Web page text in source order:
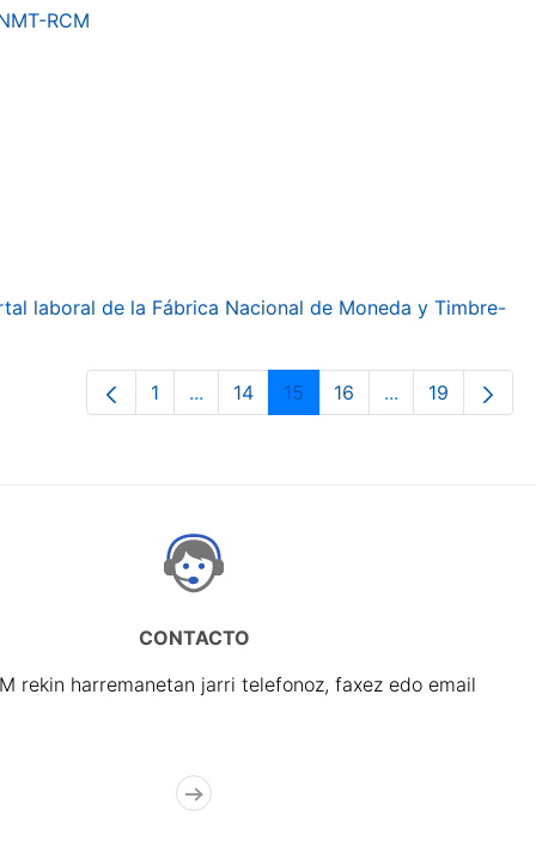
RCM
laboral de la Fábrica Nacional de Moneda y Timbre-
Orrialdea
1 ...Intermediate Pages Use TAB to
Orrialdea
14 Orrialdea
15 Orrialdea
16 ...Intermediate
Orrialdea
19
CONTACTO
rekin harremanetan jarri telefonoz, faxez edo email